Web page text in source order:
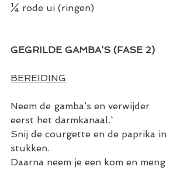
¼ rode ui (ringen)
GEGRILDE GAMBA’S (FASE 2)
BEREIDING
Neem de gamba’s en verwijder
eerst het darmkanaal.`
Snij de courgette en de paprika in
stukken.
Daarna neem je een kom en meng